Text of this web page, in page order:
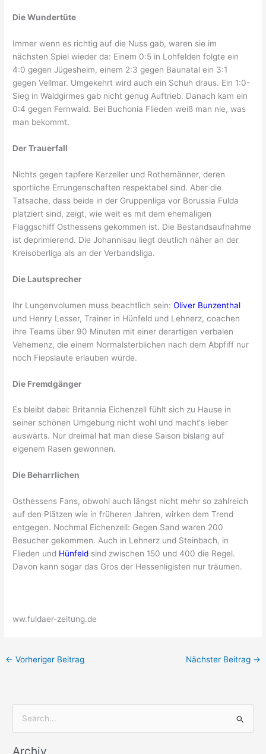
Die Wundertüte
Immer wenn es richtig auf die Nuss gab, waren sie im
nächsten Spiel wieder da: Einem 0:5 in Lohfelden folgte ein
4:0 gegen Jügesheim, einem 2:3 gegen Baunatal ein 3:1
gegen Vellmar. Umgekehrt wird auch ein Schuh draus. Ein 1:0-
Sieg in Waldgirmes gab nicht genug Auftrieb. Danach kam ein
0:4 gegen Fernwald. Bei Buchonia Flieden weiß man nie, was
man bekommt.
Der Trauerfall
Nichts gegen tapfere Kerzeller und Rothemänner, deren
sportliche Errungenschaften respektabel sind. Aber die
Tatsache, dass beide in der Gruppenliga vor Borussia Fulda
platziert sind, zeigt, wie weit es mit dem ehemaligen
Flaggschiff Osthessens gekommen ist. Die Bestandsaufnahme
ist deprimierend. Die Johannisau liegt deutlich näher an der
Kreisoberliga als an der Verbandsliga.
Die Lautsprecher
Ihr Lungenvolumen muss beachtlich sein:Oliver Bunzenthal
und Henry Lesser, Trainer in Hünfeld und Lehnerz, coachen
ihre Teams über 90 Minuten mit einer derartigen verbalen
Vehemenz, die einem Normalsterblichen nach dem Abpfiff nur
noch Fiepslaute erlauben würde.
Die Fremdgänger
Es bleibt dabei: Britannia Eichenzell fühlt sich zu Hause in
seiner schönen Umgebung nicht wohl und macht‘s lieber
auswärts. Nur dreimal hat man diese Saison bislang auf
eigenem Rasen gewonnen.
Die Beharrlichen
Osthessens Fans, obwohl auch längst nicht mehr so zahlreich
auf den Plätzen wie in früheren Jahren, wirken dem Trend
entgegen. Nochmal Eichenzell: Gegen Sand waren 200
Besucher gekommen. Auch in Lehnerz und Steinbach, in
Flieden und Hünfeld sind zwischen 150 und 400 die Regel.
Davon kann sogar das Gros der Hessenligisten nur träumen.
ww.fuldaer-zeitung.de
← Vorheriger Beitrag Nächster Beitrag →
Archiv